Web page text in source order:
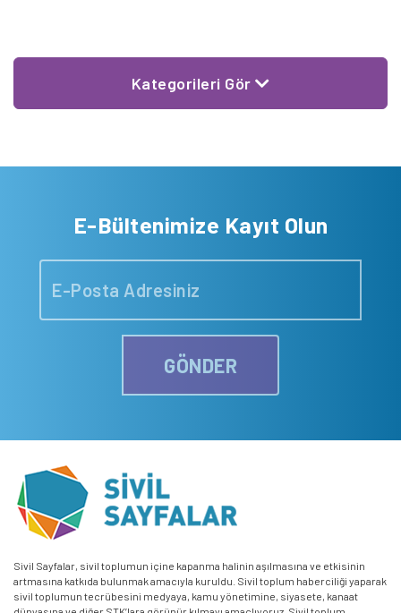
Kategorileri Gör
E-Bültenimize Kayıt Olun
GÖNDER
Sivil Sayfalar, sivil toplumun içine kapanma halinin aşılmasına ve etkisinin
artmasına katkıda bulunmak amacıyla kuruldu. Sivil toplum haberciliği yaparak
sivil toplumun tecrübesini medyaya, kamu yönetimine, siyasete, kanaat